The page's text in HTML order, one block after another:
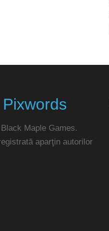
Maple Games.
aparţin autorilor